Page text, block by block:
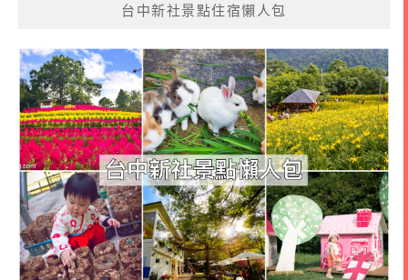
台中新社景點住宿懶人包